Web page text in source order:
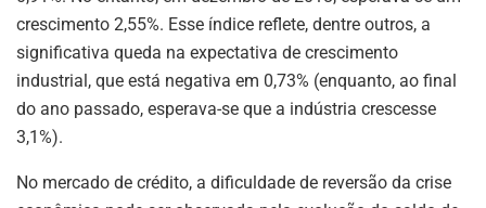
crescimento 2,55%. Esse índice reflete, dentre outros, a
significativa queda na expectativa de crescimento
industrial, que está negativa em 0,73% (enquanto, ao final
do ano passado, esperava-se que a indústria crescesse
3,1%).
No mercado de crédito, a dificuldade de reversão da crise